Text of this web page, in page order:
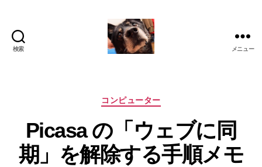
検索 メニュー
カ
ゴ
リ
ー
コンピューター
Picasa の「ウェブに同
期」を解除する手順メモ